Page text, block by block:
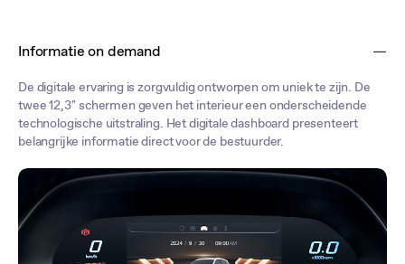
Informatie on demand
De digitale ervaring is zorgvuldig ontworpen om uniek te zijn. De
twee 12,3'' schermen geven het interieur een onderscheidende
technologische uitstraling. Het digitale dashboard presenteert
belangrijke informatie direct voor de bestuurder.